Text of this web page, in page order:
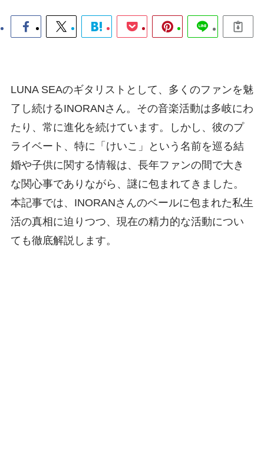
LUNA SEAのギタリストとして、多くのファンを魅
了し続けるINORANさん。その音楽活動は多岐にわ
たり、常に進化を続けています。しかし、彼のプ
ライベート、特に「けいこ」という名前を巡る結
婚や子供に関する情報は、長年ファンの間で大き
な関心事でありながら、謎に包まれてきました。
本記事では、INORANさんのベールに包まれた私生
活の真相に迫りつつ、現在の精力的な活動につい
ても徹底解説します。